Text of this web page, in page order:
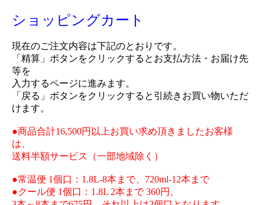
ショッピングカート
現在のご注文内容は下記のとおりです。
「精算」ボタンをクリックするとお支払方法・お届け先
等を
入力するページに進みます。
「戻る」ボタンをクリックすると引続きお買い物いただ
けます。
●商品合計16,500円以上お買い求め頂きましたお客様
は、
送料半額サービス（一部地域除く）
●常温便 1個口：1.8L-8本まで、720ml-12本まで
●クール便 1個口：1.8L 2本まで 360円、